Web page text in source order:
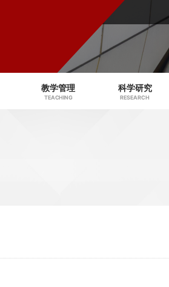
教学管理
TEACHING
科学研究
RESEARCH